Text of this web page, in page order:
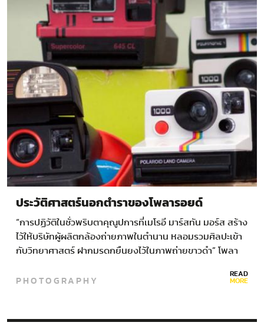
ประวัติศาสตร์นอกตำราของโพลารอยด์
“การปฏิวัติในชั่วพริบตาคุณูปการที่เมโรอี มาร์สทัน มอร์ส สร้าง
ไว้ให้บริษัทผู้ผลิตกล้องถ่ายภาพในตำนาน หลอมรวมศิลปะเข้า
กับวิทยาศาสตร์ ฝากมรดกยืนยงไว้ในภาพถ่ายขาวดำ” โพลา
PHOTOGRAPHY READ
MORE